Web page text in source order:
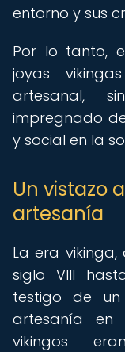
entorno y sus
Por lo tanto,
joyas
artesanal,
impregnado
y social en la
Un vistazo
artesanía
La era
siglo VIII
testigo de
artesanía en
vikingos